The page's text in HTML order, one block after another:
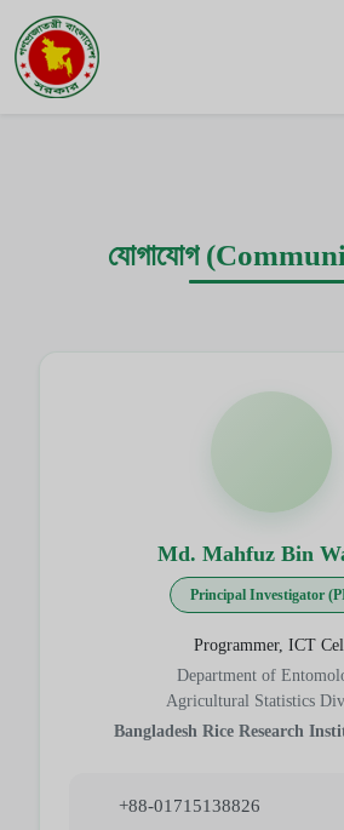
যোগাযোগ
Md. Mahfuz Bin
Principal Investigator
Programmer, ICT
Department of
Agricultural Statistics
Bangladesh Rice Research
+88-01715138826